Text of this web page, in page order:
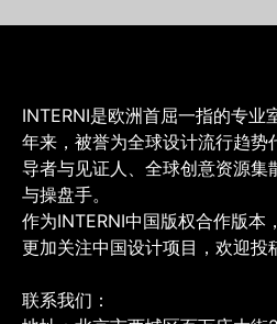
INTERNI是欧洲首屈一指的专业
年来，被誉为全球设计流行趋势
导者与见证人、全球创意资源集
与操盘手。
作为INTERNI中国版权合作版本
更加关注中国设计项目，欢迎投
联系我们：